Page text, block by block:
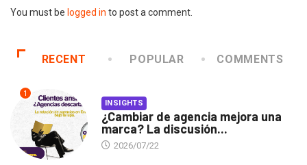
You must be logged in to post a comment.
RECENT POPULAR COMMENTS
1
INSIGHTS
¿Cambiar de agencia mejora una
marca? La discusión...
2026/07/22